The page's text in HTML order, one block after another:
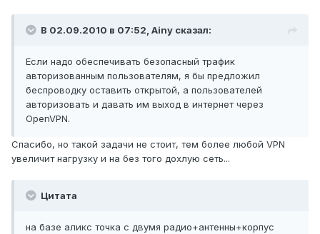
В 02.09.2010 в 07:52, Ainy сказал:
Если надо обеспечивать безопасный трафик
авторизованным пользователям, я бы предложил
беспроводку оставить открытой, а пользователей
авторизовать и давать им выход в интернет через
OpenVPN.
Спасибо, но такой задачи не стоит, тем более любой VPN
увеличит нагрузку и на без того дохлую сеть...
Цитата
на базе аликс точка с двумя радио+антенны+корпус